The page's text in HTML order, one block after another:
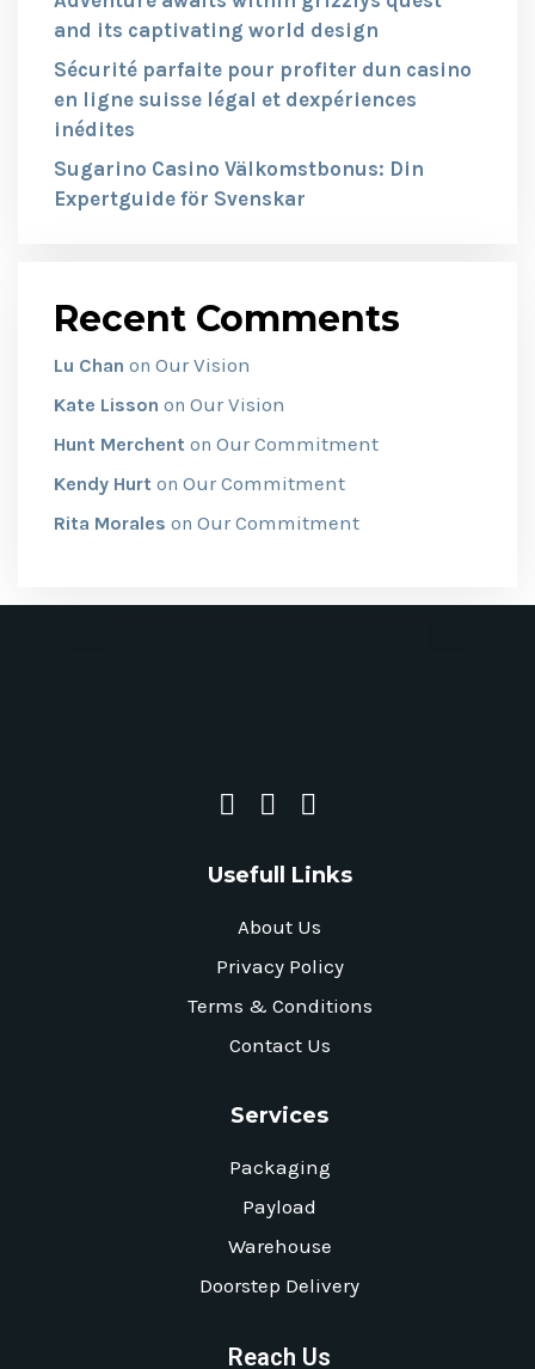
and its captivating world design
Sécurité parfaite pour profiter dun casino
en ligne suisse légal et dexpériences
inédites
Sugarino Casino Välkomstbonus: Din
Expertguide för Svenskar
Recent Comments
Lu Chan on Our Vision
Kate Lisson on Our Vision
Hunt Merchent on Our Commitment
Kendy Hurt on Our Commitment
Rita Morales on Our Commitment
Usefull Links
About Us
Privacy Policy
Terms & Conditions
Contact Us
Services
Packaging
Payload
Warehouse
Doorstep Delivery
Reach Us